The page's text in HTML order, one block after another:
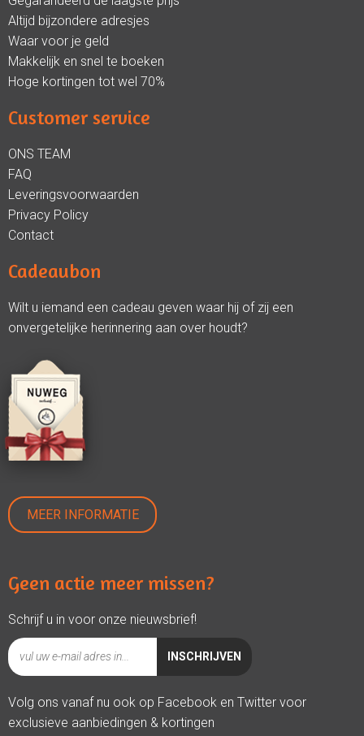
Altijd bijzondere adresjes
Waar voor je geld
Makkelijk en snel te boeken
Hoge kortingen tot wel 70%
Customer service
ONS TEAM
FAQ
Leveringsvoorwaarden
Privacy Policy
Contact
Cadeaubon
Wilt u iemand een cadeau geven waar hij of zij een
onvergetelijke herinnering aan over houdt?
MEER INFORMATIE
Geen actie meer missen?
Schrijf u in voor onze nieuwsbrief!
Volg ons vanaf nu ook op Facebook en Twitter voor
exclusieve aanbiedingen & kortingen